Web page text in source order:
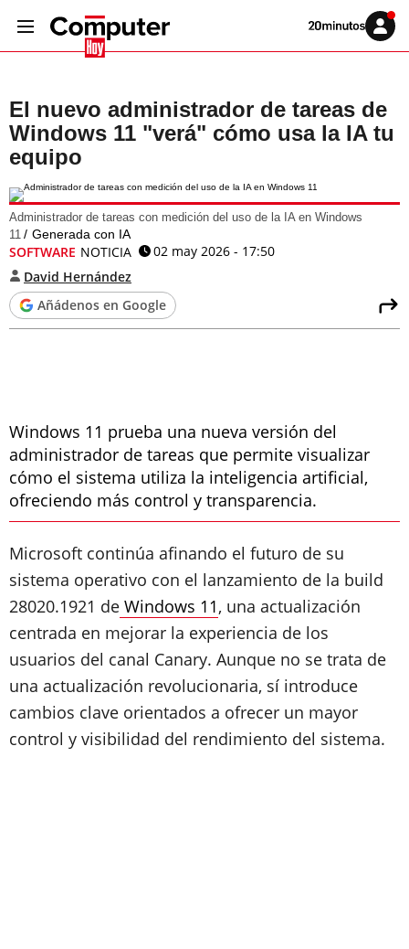
Volver
Iniciar
sesión
El nuevo administrador de tareas de
Windows 11 "verá" cómo usa la IA tu
equipo
Administrador de tareas con medición del uso de la IA en Windows
11
Generada con IA
SOFTWARE NOTICIA
02 may 2026 - 17:50
David Hernández
Añádenos en Google
Windows 11 prueba una nueva versión del
administrador de tareas que permite visualizar
cómo el sistema utiliza la inteligencia artificial,
ofreciendo más control y transparencia.
Microsoft continúa afinando el futuro de su
sistema operativo con el lanzamiento de la build
28020.1921 de Windows 11, una actualización
centrada en mejorar la experiencia de los
usuarios del canal Canary. Aunque no se trata de
una actualización revolucionaria, sí introduce
cambios clave orientados a ofrecer un mayor
control y visibilidad del rendimiento del sistema.